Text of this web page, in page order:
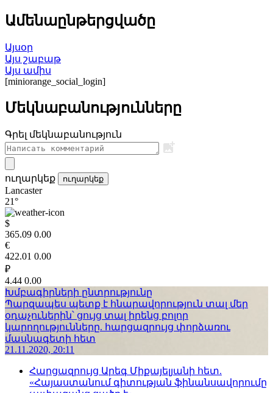
Ամենաընթերցվածը
Այսօր
Այս շաբաթ
Այս ամիս
[miniorange_social_login]
Մեկնաբանությունները
Գրել մեկնաբանություն
ուղարկեք ուղարկեք
Lancaster
21°
$
365.09 0.00
€
422.01 0.00
₽
4.44 0.00
Խմբագիրների ընտրությունը
Պարզապես պետք է հնարավորություն տալ մեր
օդաչուներին՝ ցույց տալ իրենց բոլոր
կարողությունները. հարցազրույց փորձառու
մասնագետի հետ
21.11.2020, 20:11
Հարցազրույց Արեգ Միքայելյանի հետ.
«Հայաստանում գիտության ֆինանսավորումը